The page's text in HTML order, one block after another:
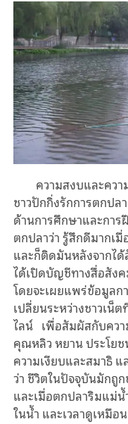
ความสงบและคว
ชาวปักกิ่งรักการตกปล
ด้านการศึกษาและการ
ตกปลาว่า รู้สึกดีมากเ
และก็ติดมันหลังจากไ
ได้เปิดบัญชีทางสื่อสัง
โดยจะเผยแพร่ข้อมูล
เปลี่ยนระหว่างชาวเ
ไลน์ เพื่อสัมผัสกับควา
คุณหลิว หยาน ประโย
ความเงียบและสมาธิ แ
ว่า ชีวิตในปัจจุบันมักถู
และเมื่อตกปลาริมแม่น้
ในน้ำ และเวลาดูเหมือ